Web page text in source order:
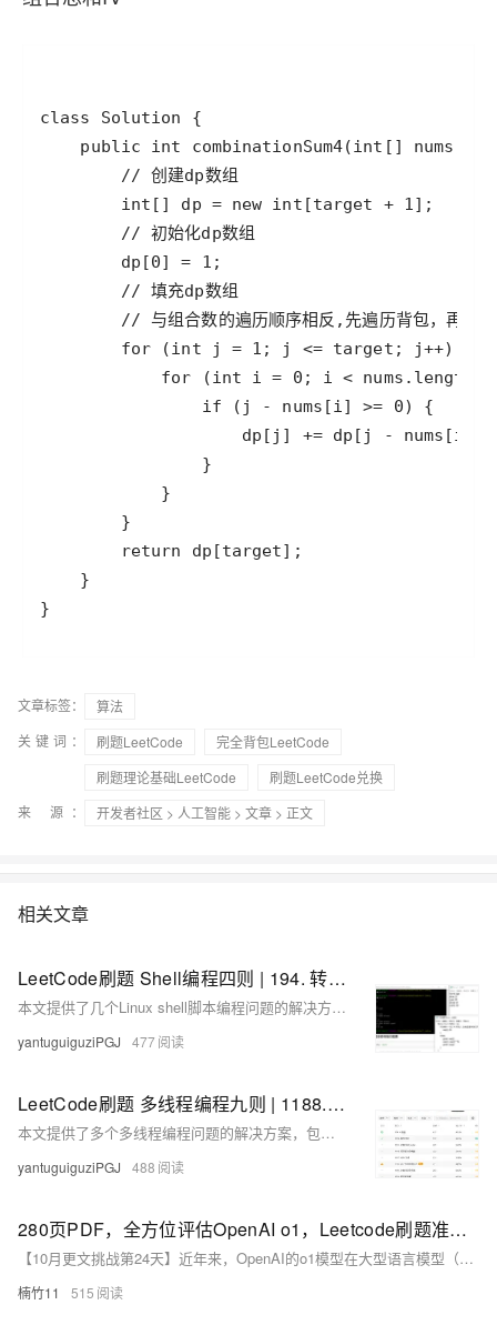
}
文章标签：
算法
关键词：
刷题LeetCode
完全背包LeetCode
刷题理论基础LeetCode
刷题LeetCode兑换
来 源：
开发者社区 > 人工智能 > 文章 > 正文
相关文章
LeetCode刷题 Shell编程四则 | 194. 转置文件 192. 统计词频 193. 有效电话号码 195. 第十行
本文提供了几个Linux shell脚本编程问题的解决方案，包括转置文件内容、统计词频、验证有效电话号码和提取文件的第十行，每个问题都给出了至少一种实现方法。
yantuguiguziPGJ 477
LeetCode刷题 多线程编程九则 | 1188. 设计有限阻塞队列 1242. 多线程网页爬虫 1279. 红绿灯路口
本文提供了多个多线程编程问题的解决方案，包括设计有限阻塞队列、多线程网页爬虫、红绿灯路口等，每个问题都给出了至少一种实现方法，涵盖了互斥锁、条件变量、信号量等线程同步机制的使用。
yantuguiguziPGJ 488
280页PDF，全方位评估OpenAI o1，Leetcode刷题准确率竟这么高
【10月更文挑战第24天】近年来，OpenAI的o1模型在大型语言模型（LLMs）中脱颖而出，展现出卓越的推理能力和知识整合能力。基于Transformer架构，o1模型采用了链式思维和强化学习等先进技术，显著提升了其在编程竞赛、医学影像报告生成、数学问题解决、自然语言推理和芯片设计等领域的表现。本文将全面评估o1模型的性能及其对AI研究和应用的潜在影响。
楠竹11 515